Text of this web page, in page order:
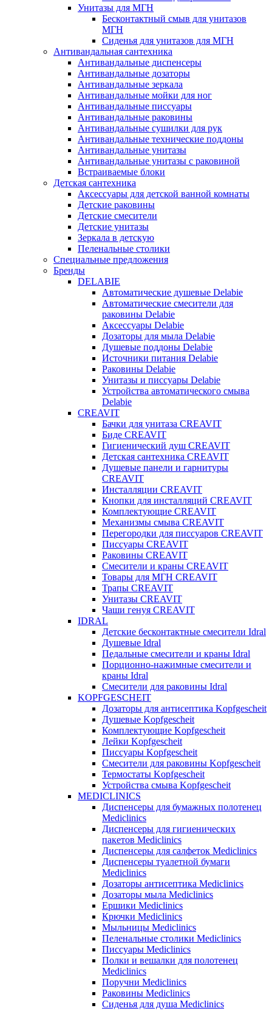
Унитазы для МГН
Бесконтактный смыв для унитазов
МГН
Сиденья для унитазов для МГН
Антивандальная сантехника
Антивандальные диспенсеры
Антивандальные дозаторы
Антивандальные зеркала
Антивандальные мойки для ног
Антивандальные писсуары
Антивандальные раковины
Антивандальные сушилки для рук
Антивандальные технические поддоны
Антивандальные унитазы
Антивандальные унитазы с раковиной
Встраиваемые блоки
Детская сантехника
Аксессуары для детской ванной комнаты
Детские раковины
Детские смесители
Детские унитазы
Зеркала в детскую
Пеленальные столики
Специальные предложения
Бренды
DELABIE
Автоматические душевые Delabie
Автоматические смесители для
раковины Delabie
Аксессуары Delabie
Дозаторы для мыла Delabie
Душевые поддоны Delabie
Источники питания Delabie
Раковины Delabie
Унитазы и писсуары Delabie
Устройства автоматического смыва
Delabie
CREAVIT
Бачки для унитаза CREAVIT
Биде CREAVIT
Гигиенический душ CREAVIT
Детская сантехника CREAVIT
Душевые панели и гарнитуры
CREAVIT
Инсталляции CREAVIT
Кнопки для инсталляций CREAVIT
Комплектующие CREAVIT
Механизмы смыва CREAVIT
Перегородки для писсуаров CREAVIT
Писсуары CREAVIT
Раковины CREAVIT
Смесители и краны CREAVIT
Товары для МГН CREAVIT
Трапы CREAVIT
Унитазы CREAVIT
Чаши генуя CREAVIT
IDRAL
Детские бесконтактные смесители Idral
Душевые Idral
Педальные смесители и краны Idral
Порционно-нажимные смесители и
краны Idral
Смеcители для раковины Idral
KOPFGESCHEIT
Дозаторы для антисептика Kopfgescheit
Душевые Kopfgescheit
Комплектующие Kopfgescheit
Лейки Kopfgescheit
Писсуары Kopfgescheit
Смесители для раковины Kopfgescheit
Термостаты Kopfgescheit
Устройства смыва Kopfgescheit
MEDICLINICS
Диспенсеры для бумажных полотенец
Mediclinics
Диспенсеры для гигиенических
пакетов Mediclinics
Диспенсеры для салфеток Mediclinics
Диспенсеры туалетной бумаги
Mediclinics
Дозаторы антисептика Mediclinics
Дозаторы мыла Mediclinics
Ершики Mediclinics
Крючки Mediclinics
Мыльницы Mediclinics
Пеленальные столики Mediclinics
Писсуары Mediclinics
Полки и вешалки для полотенец
Mediclinics
Поручни Mediclinics
Раковины Mediclinics
Сиденья для душа Mediclinics